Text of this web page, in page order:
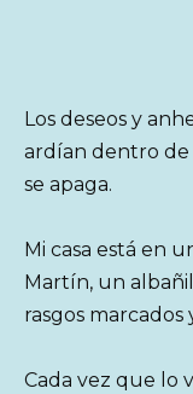
Los deseos y
ardían dentro
se apaga.
Mi casa está en
Martín, un
rasgos marcados
Cada vez que lo